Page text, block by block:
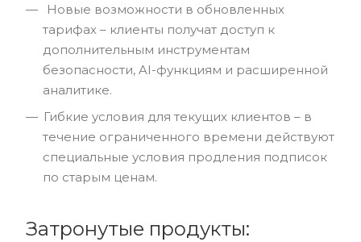
Новые возможности в обновленных
тарифах – клиенты получат доступ к
дополнительным инструментам
безопасности, AI-функциям и расширенной
аналитике.
Гибкие условия для текущих клиентов – в
течение ограниченного времени действуют
специальные условия продления подписок
по старым ценам.
Затронутые продукты: